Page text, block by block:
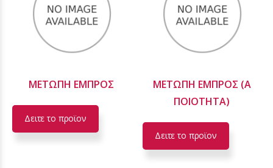
ΜΕΤΩΠΗ ΕΜΠΡΟΣ
Δειτε το προϊoν
ΜΕΤΩΠΗ ΕΜΠΡΟΣ (Α
ΠΟΙΟΤΗΤΑ)
Δειτε το προϊoν